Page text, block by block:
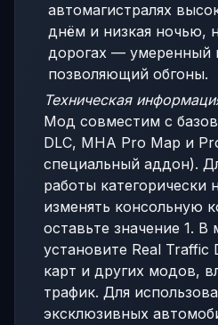
автомагистралях
днём и низкая ночью,
дорогах — умеренный
позволяющий обгоны.
Техническая
Мод совместим с
DLC, MHA Pro Map и
специальный аддон).
работы категорически
изменять консольную
оставьте значение 1.
установите Real
карт и других модов,
трафик. Для
эксклюзивных